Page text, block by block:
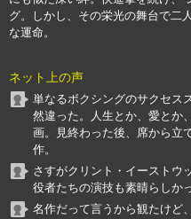
グ。しかし、その栄光の舞台で二
な運命。
ネット上の声
単なるボクシングのサクセス
然違った。人生とか、愛とか
画。見終わった後、席から立
作。
さすがクリント・イーストウ
役者たちの演技も素晴らしか
名作だって言うから観たけど